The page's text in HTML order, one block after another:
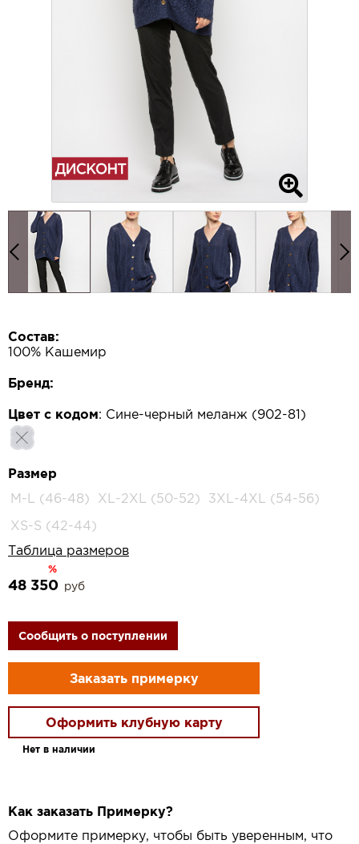
Состав:
100% Кашемир
Бренд:
Цвет с кодом: Сине-черный меланж (902-81)
Размер
M-L (46-48)
XL-2XL (50-52)
3XL-4XL (54-56)
XS-S (42-44)
Таблица размеров
%
48 350 руб
Сообщить о поступлении
Заказать примерку
Оформить клубную карту
Нет в наличии
Как заказать Примерку?
Оформите примерку, чтобы быть уверенным, что